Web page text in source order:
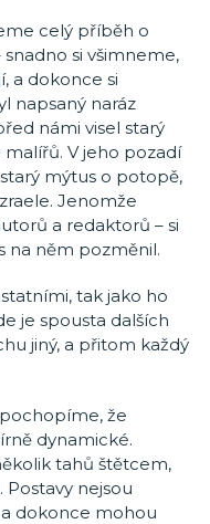
celý příběh o
si všimneme,
a dokonce si
napsaný naráz
námi visel starý
V jeho pozadí
mýtus o potopě,
Jenomže
a redaktorů – si
na něm pozměnil.
tak jako ho
je spousta dalších
jiný, a přitom každý
že
dynamické.
tahů štětcem,
nejsou
dokonce mohou